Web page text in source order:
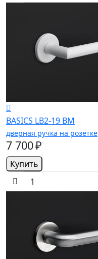
BASICS LB2-19 BM
дверная ручка на розетке
7 700 ₽
Купить